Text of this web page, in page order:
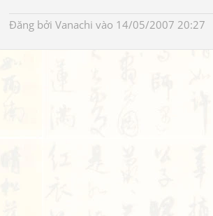
Đăng bởi Vanachi vào 14/05/2007 20:27